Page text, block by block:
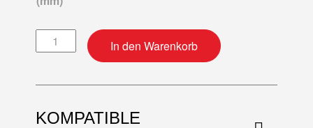
Kolben-Kit MengeIn den Warenkorb
KOMPATIBLE